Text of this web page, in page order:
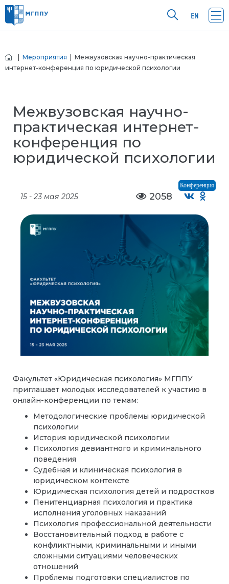
Мероприятия | Межвузовская научно-практическая
интернет-конференция по юридической психологии
Межвузовская научно-
практическая интернет-
конференция по
юридической психологии
Конференция
15 - 23 мая 2025 2058
Факультет «Юридическая психология» МГППУ
приглашает молодых исследователей к участию в
онлайн-конференции по темам:
Методологические проблемы юридической
психологии
История юридической психологии
Психология девиантного и криминального
поведения
Судебная и клиническая психология в
юридическом контексте
Юридическая психология детей и подростков
Пенитенциарная психология и практика
исполнения уголовных наказаний
Психология профессиональной деятельности
Восстановительный подход в работе с
конфликтными, криминальными и иными
сложными ситуациями человеческих
отношений
Проблемы подготовки специалистов по